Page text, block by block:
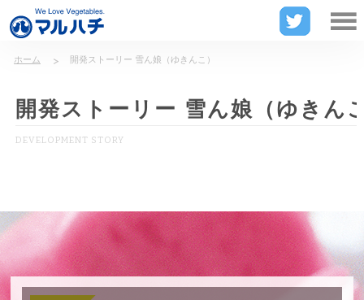
山形県東田川郡庄内町の漬物メーカー
ホーム 開発ストーリー 雪ん娘（ゆきんこ）
開発ストーリー 雪ん娘（ゆきん
DEVELOPMENT STORY